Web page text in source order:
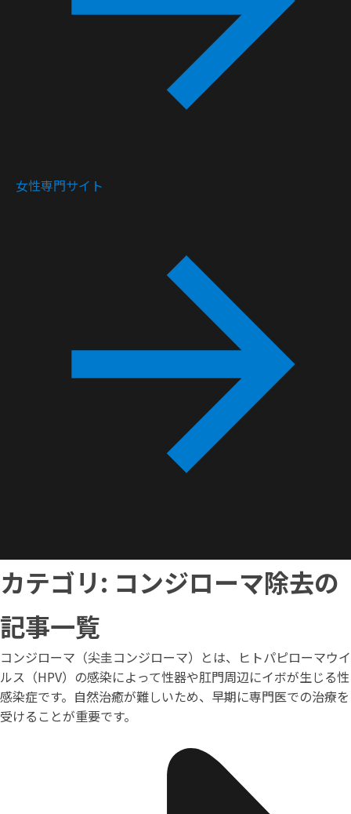
女性専門サイト
カテゴリ: コンジローマ除去の
記事一覧
コンジローマ（尖圭コンジローマ）とは、ヒトパピローマウイ
ルス（HPV）の感染によって性器や肛門周辺にイボが生じる性
感染症です。自然治癒が難しいため、早期に専門医での治療を
受けることが重要です。